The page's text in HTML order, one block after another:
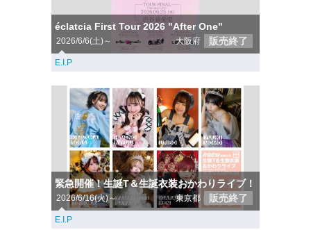
éclatcia First Tour 2026 "After One"
2026/6/6(土)～ 大阪府 販売終了
E.I.P
緊急開催！生誕T＆生誕衣装おかわりライブ！
2026/6/16(火)～ 東京都 販売終了
E.I.P